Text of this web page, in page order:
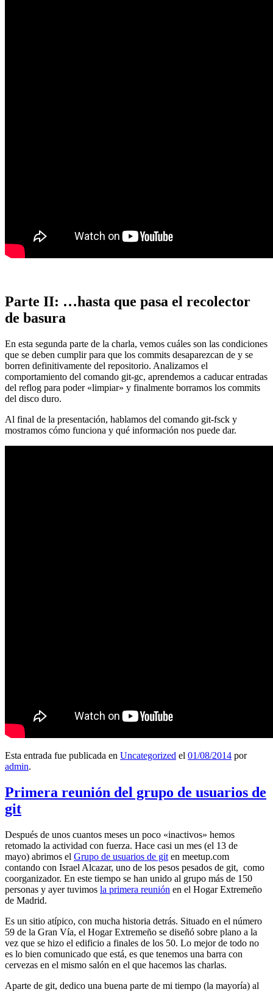
Parte II: …hasta que pasa el recolector
de basura
En esta segunda parte de la charla, vemos cuáles son las condiciones
que se deben cumplir para que los commits desaparezcan de y se
borren definitivamente del repositorio. Analizamos el
comportamiento del comando git-gc, aprendemos a caducar entradas
del reflog para poder «limpiar» y finalmente borramos los commits
del disco duro.
Al final de la presentación, hablamos del comando git-fsck y
mostramos cómo funciona y qué información nos puede dar.
Esta entrada fue publicada en Uncategorized el 01/08/2014 por
admin.
Primera reunión del grupo de usuarios de
git
Después de unos cuantos meses un poco «inactivos» hemos
retomado la actividad con fuerza. Hace casi un mes (el 13 de
mayo) abrimos el Grupo de usuarios de git en meetup.com
contando con Israel Alcazar, uno de los pesos pesados de git, como
coorganizador. En este tiempo se han unido al grupo más de 150
personas y ayer tuvimos la primera reunión en el Hogar Extremeño
de Madrid.
Es un sitio atípico, con mucha historia detrás. Situado en el número
59 de la Gran Vía, el Hogar Extremeño se diseñó sobre plano a la
vez que se hizo el edificio a finales de los 50. Lo mejor de todo no
es lo bien comunicado que está, es que tenemos una barra con
cervezas en el mismo salón en el que hacemos las charlas.
Aparte de git, dedico una buena parte de mi tiempo (la mayoría) al